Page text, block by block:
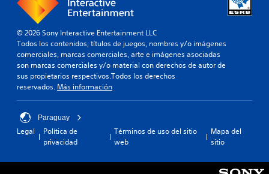
© 2026 Sony Interactive Entertainment LLC
Todos los contenidos, títulos de juegos, nombres y/o imágenes
comerciales, marcas comerciales, arte e imágenes asociadas
son marcas comerciales y/o material con derechos de autor de
sus propietarios respectivos.Todos los derechos
reservados. Más información
Paraguay
Legal
Política de
privacidad
Términos de uso del sitio
web
Mapa del
sitio